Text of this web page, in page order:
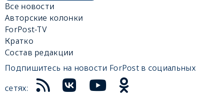
Все новости
Авторские колонки
ForPost-TV
Кратко
Состав редакции
Подпишитесь на новости ForPost в социальных
сетях: